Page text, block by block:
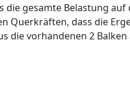
gesamte Belastung auf
Querkräften, dass die
die vorhandenen 2